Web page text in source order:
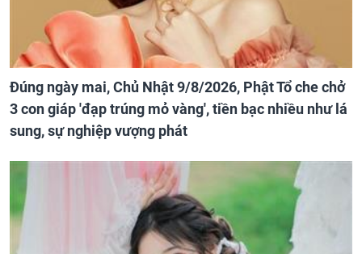
Đúng ngày mai, Chủ Nhật 9/8/2026, Phật Tổ che chở
3 con giáp 'đạp trúng mỏ vàng', tiền bạc nhiều như lá
sung, sự nghiệp vượng phát